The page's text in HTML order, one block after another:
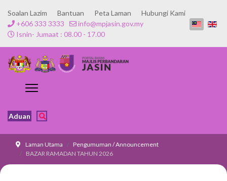
Soalan Lazim Bantuan Peta Laman
Hubungi Kami
+606 333 3333
info@mpjasin.gov.my
Isnin- Jumaat : 08.00 - 17.00
Aduan
Laman Utama
Pengumuman / Announcement
BAZAR RAMADAN TAHUN 2026